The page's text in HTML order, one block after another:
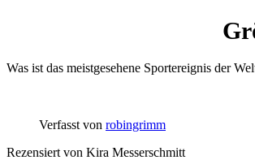
Was ist das meistgesehene Sportereignis der
Verfasst von robingrimm
Rezensiert von Kira Messerschmitt